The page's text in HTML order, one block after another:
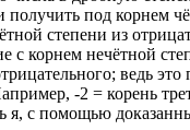
под корнем
степени из
с корнем нечётной
ведь
-2 = корень
я, с помощью